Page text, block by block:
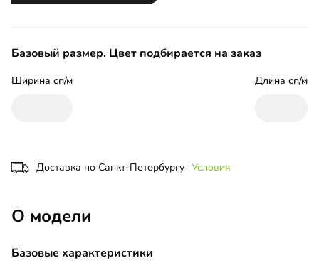
Базовый размер. Цвет подбирается на заказ
Ширина сп/м Длина сп/м
Доставка по Санкт-Петербургу Условия
О модели
Базовые характеристики